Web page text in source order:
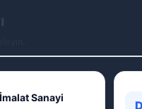
İmalat Sanayi
D